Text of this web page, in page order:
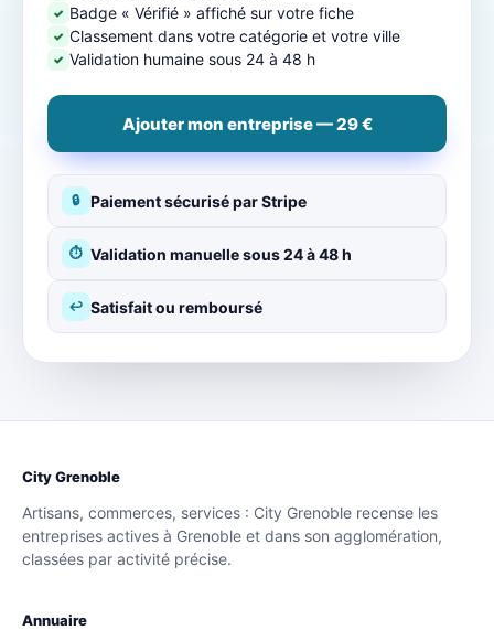
✓ Badge « Vérifié » affiché sur votre fiche
✓ Classement dans votre catégorie et votre ville
✓ Validation humaine sous 24 à 48 h
Ajouter mon entreprise — 29 €
🔒 Paiement sécurisé par Stripe
⏱ Validation manuelle sous 24 à 48 h
↩ Satisfait ou remboursé
City Grenoble
Artisans, commerces, services : City Grenoble recense les
entreprises actives à Grenoble et dans son agglomération,
classées par activité précise.
Annuaire